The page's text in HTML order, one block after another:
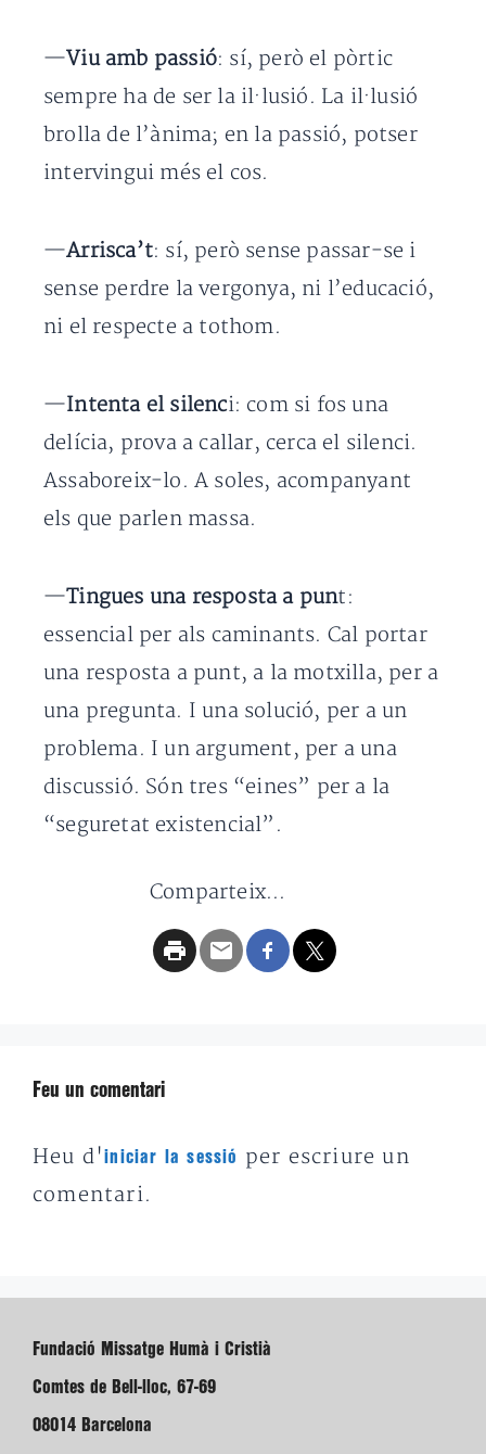
—Viu amb passió: sí, però el pòrtic
sempre ha de ser la il·lusió. La il·lusió
brolla de l’ànima; en la passió, potser
intervingui més el cos.
—Arrisca’t: sí, però sense passar-se i
sense perdre la vergonya, ni l’educació,
ni el respecte a tothom.
—Intenta el silenci: com si fos una
delícia, prova a callar, cerca el silenci.
Assaboreix-lo. A soles, acompanyant
els que parlen massa.
—Tingues una resposta a punt:
essencial per als caminants. Cal portar
una resposta a punt, a la motxilla, per a
una pregunta. I una solució, per a un
problema. I un argument, per a una
discussió. Són tres “eines” per a la
“seguretat existencial”.
Comparteix...
Feu un comentari
Heu d'iniciar la sessió
per escriure un
comentari.
Fundació Missatge Humà i Cristià
Comtes de Bell-lloc, 67-69
08014 Barcelona